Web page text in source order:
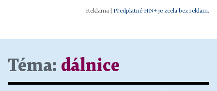
Předplatné HN+ je zcela bez reklam.
Téma: dálnice